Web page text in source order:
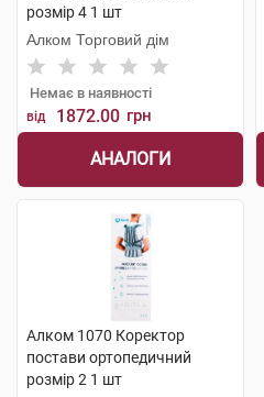
розмір 4 1 шт
Алком Торговий дім
Немає в наявності
від 1872.00 грн
АНАЛОГИ
Алком 1070 Коректор
постави ортопедичний
розмір 2 1 шт